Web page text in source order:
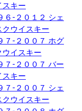
スキー
６-２０１２ シェ
ウイスキー
７-２００７ ホグ
イスキー
７-２００７ バー
スキー
７-２００７ シェ
ウイスキー